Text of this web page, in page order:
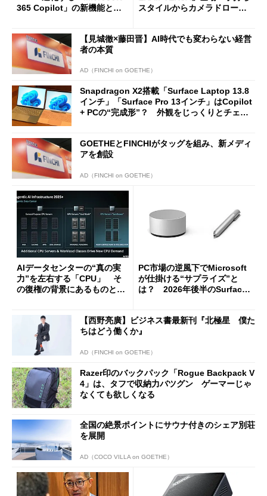
365 Copilot」の新機能とエ
スタイルからカメラドローン
【見城徹×藤田晋】AI時代でも変わらない経営
者の本質
AD（FINCHI on GOETHE）
Snapdragon X2搭載「Surface Laptop 13.8
インチ」「Surface Pro 13インチ」はCopilot
+ PCの“完成形”？ 外観をじっくりとチェッ
GOETHEとFINCHIがタッグを組み、新メディ
アを創設
AD（FINCHI on GOETHE）
AIデータセンターの“真の実
力”を左右する「CPU」 そ
の復権の背景にあるものと
PC市場の逆風下でMicrosoft
が仕掛ける“サプライズ”と
は？ 2026年後半のSurface
【西野亮廣】ビジネス書最新刊『北極星 僕た
ちはどう働くか』
AD（FINCHI on GOETHE）
Razer印のバックパック「Rogue Backpack V
4」は、タフで収納力バツグン ゲーマーじゃ
なくても欲しくなる
全国の絶景ポイントにサウナ付きのシェア別荘
を展開
AD（COCO VILLA on GOETHE）